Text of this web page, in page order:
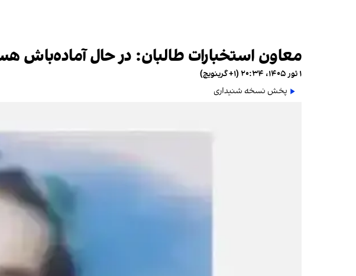
معاون استخبارات طالبان: در حال آماده‌باش
۱ ثور ۱۴۰۵، ۲۰:۳۴ (‎+۱ گرینویچ)
پخش نسخه شنیداری